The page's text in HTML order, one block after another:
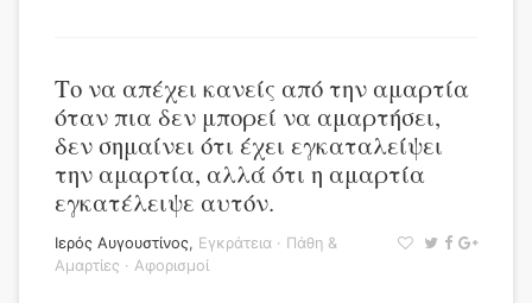
Το να απέχει κανείς από την αμαρτία
όταν πια δεν μπορεί να αμαρτήσει,
δεν σημαίνει ότι έχει εγκαταλείψει
την αμαρτία, αλλά ότι η αμαρτία
εγκατέλειψε αυτόν.
Ιερός Αυγουστίνος, Εγκράτεια · Πάθη &
Αμαρτίες · Αφορισμοί